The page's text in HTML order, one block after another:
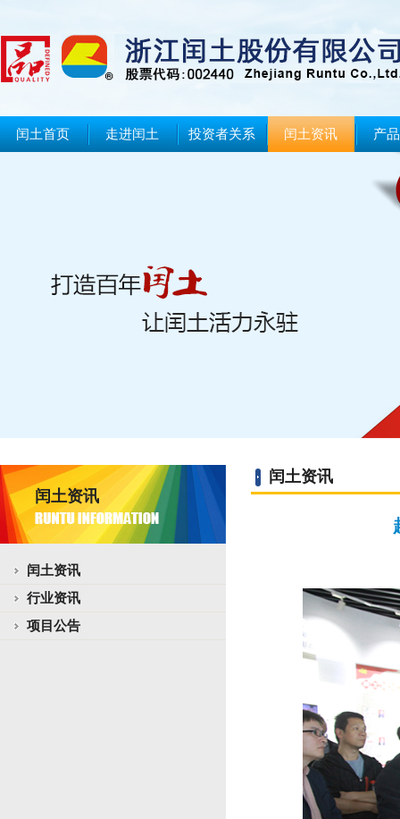
闰土首页 走进闰土 投资者关系 闰土资讯 产
闰土资讯
闰土资讯
行业资讯
项目公告
闰土资讯